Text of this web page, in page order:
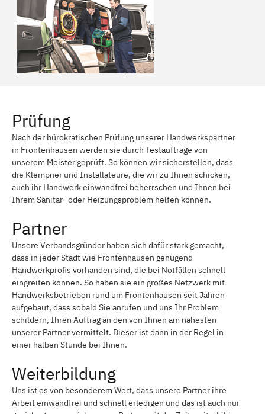
Prüfung
Nach der bürokratischen Prüfung unserer Handwerkspartner
in Frontenhausen werden sie durch Testaufträge von
unserem Meister geprüft. So können wir sicherstellen, dass
die Klempner und Installateure, die wir zu Ihnen schicken,
auch ihr Handwerk einwandfrei beherrschen und Ihnen bei
Ihrem Sanitär- oder Heizungsproblem helfen können.
Partner
Unsere Verbandsgründer haben sich dafür stark gemacht,
dass in jeder Stadt wie Frontenhausen genügend
Handwerkprofis vorhanden sind, die bei Notfällen schnell
eingreifen können. So haben sie ein großes Netzwerk mit
Handwerksbetrieben rund um Frontenhausen seit Jahren
aufgebaut, dass sobald Sie anrufen und uns Ihr Problem
schildern, Ihren Auftrag an den von Ihnen am nähesten
unserer Partner vermittelt. Dieser ist dann in der Regel in
einer halben Stunde bei Ihnen.
Weiterbildung
Uns ist es von besonderem Wert, dass unsere Partner ihre
Arbeit einwandfrei und schnell erledigen und das ist auch nur